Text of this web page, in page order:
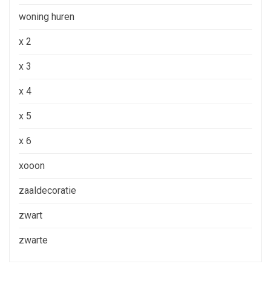
woning huren
x 2
x 3
x 4
x 5
x 6
xooon
zaaldecoratie
zwart
zwarte